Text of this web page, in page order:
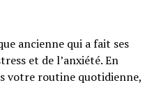
ancienne qui a fait ses
et de l’anxiété. En
votre routine quotidienne,